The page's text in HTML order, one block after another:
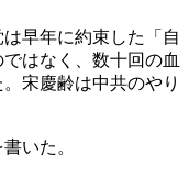
早年に約束した「自
はなく、数十回の血
宋慶齢は中共のやり
いた。